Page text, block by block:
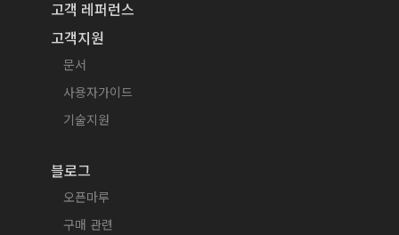
고객 레퍼런스
고객지원
문서
사용자가이드
기술지원
블로그
오픈마루
구매 관련